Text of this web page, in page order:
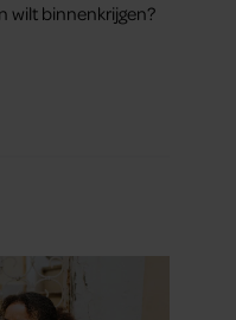
wilt binnenkrijgen?